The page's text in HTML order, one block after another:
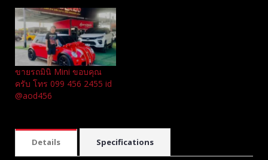
ขายรถมินิ Mini ขอบคุณ
ครับ โทร 099 456 2455 id
@aod456
Details Specifications